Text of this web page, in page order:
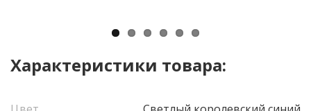
Характеристики товара: